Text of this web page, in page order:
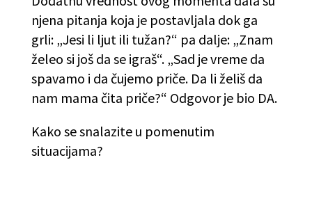
njena pitanja koja je postavljala dok ga
grli: „Jesi li ljut ili tužan?“ pa dalje: „Znam
želeo si još da se igraš“. „Sad je vreme da
spavamo i da čujemo priče. Da li želiš da
nam mama čita priče?“ Odgovor je bio DA.
Kako se snalazite u pomenutim
situacijama?